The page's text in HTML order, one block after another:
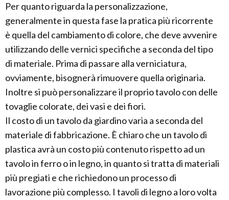
Per quanto riguarda la personalizzazione,
generalmente in questa fase la pratica più ricorrente
è quella del cambiamento di colore, che deve avvenire
utilizzando delle vernici specifiche a seconda del tipo
di materiale. Prima di passare alla verniciatura,
ovviamente, bisognerà rimuovere quella originaria.
Inoltre si può personalizzare il proprio tavolo con delle
tovaglie colorate, dei vasi e dei fiori.
Il costo di un tavolo da giardino varia a seconda del
materiale di fabbricazione. È chiaro che un tavolo di
plastica avrà un costo più contenuto rispetto ad un
tavolo in ferro o in legno, in quanto si tratta di materiali
più pregiati e che richiedono un processo di
lavorazione più complesso. I tavoli di legno a loro volta